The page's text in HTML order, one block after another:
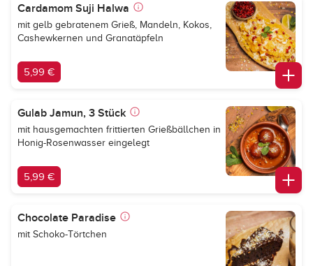
Cardamom Suji Halwa
mit gelb gebratenem Grieß, Mandeln, Kokos,
Cashewkernen und Granatäpfeln
5,99 €
Gulab Jamun, 3 Stück
mit hausgemachten frittierten Grießbällchen in
Honig-Rosenwasser eingelegt
5,99 €
Chocolate Paradise
mit Schoko-Törtchen